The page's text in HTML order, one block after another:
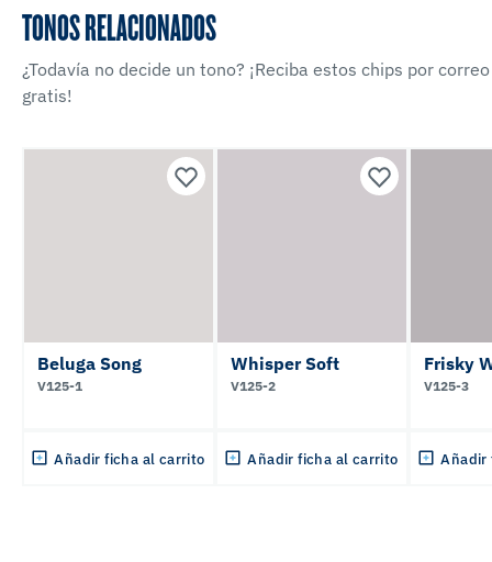
TONOS RELACIONADOS
¿Todavía no decide un tono? ¡Reciba estos chips por correo
gratis!
Beluga Song
V125-1
Añadir ficha al carrito
Whisper Soft
V125-2
Añadir ficha al carrito
Frisky
V125-3
Añadir